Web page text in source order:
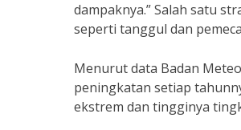
dampaknya.” Salah satu
seperti tanggul dan
Menurut data Badan
peningkatan setiap
ekstrem dan tingginya